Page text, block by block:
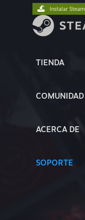
TIENDA
COMUNIDAD
ACERCA DE
SOPORTE
Instalar Steam